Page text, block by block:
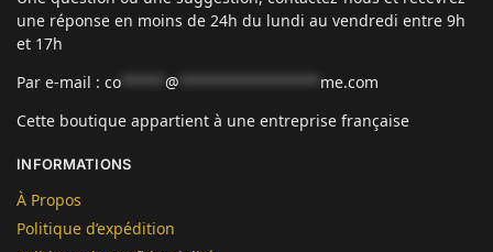
une réponse en moins de 24h du lundi au vendredi entre 9h
et 17h
Par e-mail : co @
me.com
Cette boutique appartient à une entreprise française
INFORMATIONS
À Propos
Politique d’expédition